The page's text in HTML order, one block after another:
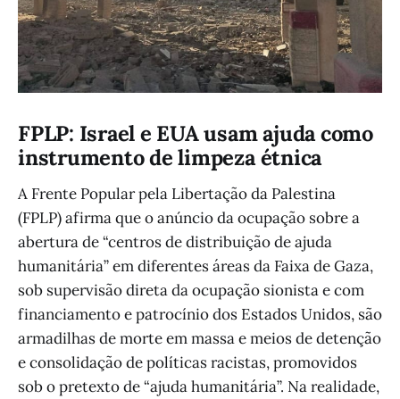
FPLP: Israel e EUA usam ajuda como
instrumento de limpeza étnica
A Frente Popular pela Libertação da Palestina
(FPLP) afirma que o anúncio da ocupação sobre a
abertura de “centros de distribuição de ajuda
humanitária” em diferentes áreas da Faixa de Gaza,
sob supervisão direta da ocupação sionista e com
financiamento e patrocínio dos Estados Unidos, são
armadilhas de morte em massa e meios de detenção
e consolidação de políticas racistas, promovidos
sob o pretexto de “ajuda humanitária”. Na realidade,